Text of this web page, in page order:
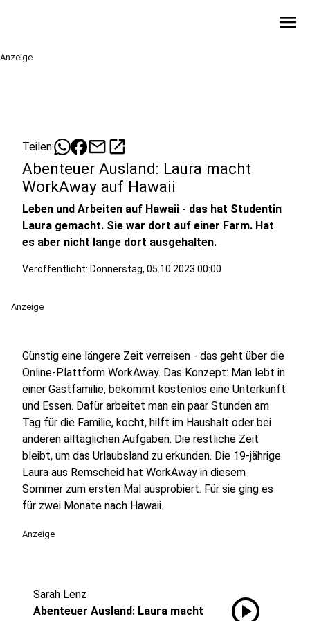
menu
Anzeige
Teilen: mailopen_in_new
Abenteuer Ausland: Laura macht
WorkAway auf Hawaii
Leben und Arbeiten auf Hawaii - das hat Studentin
Laura gemacht. Sie war dort auf einer Farm. Hat
es aber nicht lange dort ausgehalten.
Veröffentlicht: Donnerstag, 05.10.2023 00:00
Anzeige
Günstig eine längere Zeit verreisen - das geht über die
Online-Plattform WorkAway. Das Konzept: Man lebt in
einer Gastfamilie, bekommt kostenlos eine Unterkunft
und Essen. Dafür arbeitet man ein paar Stunden am
Tag für die Familie, kocht, hilft im Haushalt oder bei
anderen alltäglichen Aufgaben. Die restliche Zeit
bleibt, um das Urlaubsland zu erkunden. Die 19-jährige
Laura aus Remscheid hat WorkAway in diesem
Sommer zum ersten Mal ausprobiert. Für sie ging es
für zwei Monate nach Hawaii.
Anzeige
Sarah Lenz
Abenteuer Ausland: Laura macht
play_circle